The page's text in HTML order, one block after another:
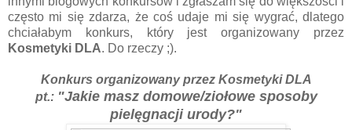
często mi się zdarza, że coś udaje mi się wygrać, dlatego
chciałabym konkurs, który jest organizowany przez
Kosmetyki DLA. Do rzeczy ;).
Konkurs organizowany przez Kosmetyki DLA
pt.: "Jakie masz domowe/ziołowe sposoby
pielęgnacji urody?"